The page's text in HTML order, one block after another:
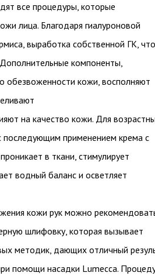
все процедуры, которые
лица. Благодаря гиалуроновой
выработка собственной ГК, что
Дополнительные компоненты,
обезвоженности кожи, восполняют
на качество кожи. Для
последующим применением крема с
в ткани, стимулирует
водный баланс и осветляет
кожи рук можно
шлифовку, которая вызывает
методик, дающих отличный
помощи насадки Lumecca.